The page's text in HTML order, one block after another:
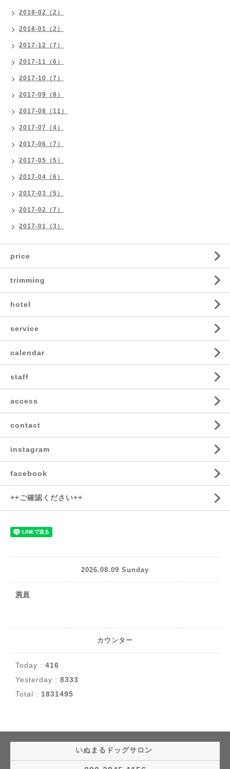
2018-02（2）
2018-01（2）
2017-12（7）
2017-11（6）
2017-10（7）
2017-09（8）
2017-08（11）
2017-07（4）
2017-06（7）
2017-05（5）
2017-04（6）
2017-03（5）
2017-02（7）
2017-01（3）
price
trimming
hotel
service
calendar
staff
access
contact
instagram
facebook
++ご確認ください++
2026.08.09 Sunday
満員
カウンター
Today : 416
Yesterday : 8333
Total : 1831495
いぬまるドッグサロン